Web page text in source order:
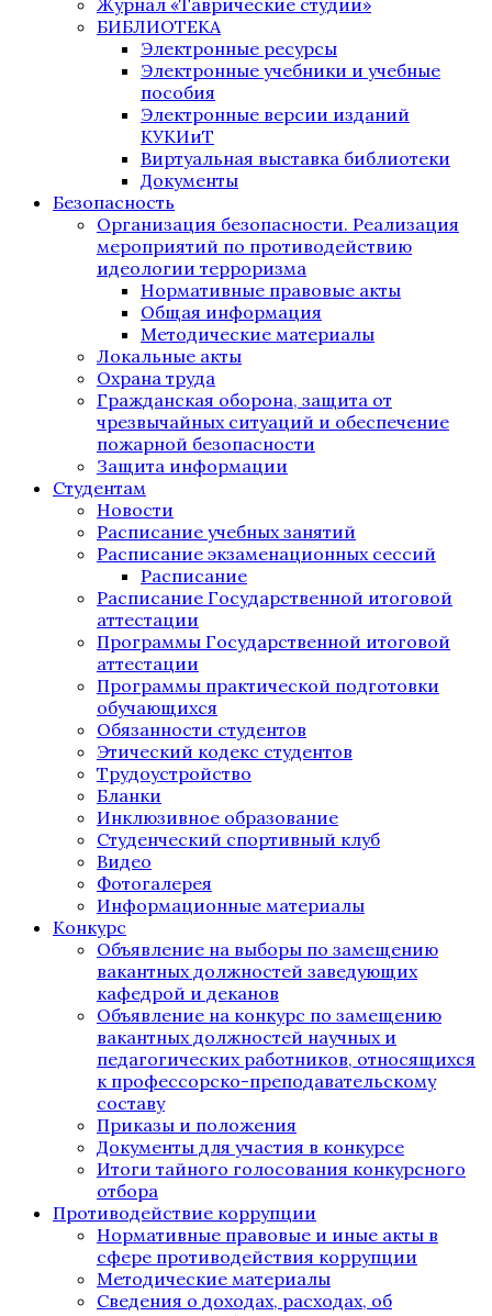
Журнал «Таврические студии»
БИБЛИОТЕКА
Электронные ресурсы
Электронные учебники и учебные
пособия
Электронные версии изданий
КУКИиТ
Виртуальная выставка библиотеки
Документы
Безопасность
Организация безопасности. Реализация
мероприятий по противодействию
идеологии терроризма
Нормативные правовые акты
Общая информация
Методические материалы
Локальные акты
Охрана труда
Гражданская оборона, защита от
чрезвычайных ситуаций и обеспечение
пожарной безопасности
Защита информации
Студентам
Новости
Расписание учебных занятий
Расписание экзаменационных сессий
Расписание
Расписание Государственной итоговой
аттестации
Программы Государственной итоговой
аттестации
Программы практической подготовки
обучающихся
Обязанности студентов
Этический кодекс студентов
Трудоустройство
Бланки
Инклюзивное образование
Студенческий спортивный клуб
Видео
Фотогалерея
Информационные материалы
Конкурс
Объявление на выборы по замещению
вакантных должностей заведующих
кафедрой и деканов
Объявление на конкурс по замещению
вакантных должностей научных и
педагогических работников, относящихся
к профессорско-преподавательскому
составу
Приказы и положения
Документы для участия в конкурсе
Итоги тайного голосования конкурсного
отбора
Противодействие коррупции
Нормативные правовые и иные акты в
сфере противодействия коррупции
Методические материалы
Сведения о доходах, расходах, об